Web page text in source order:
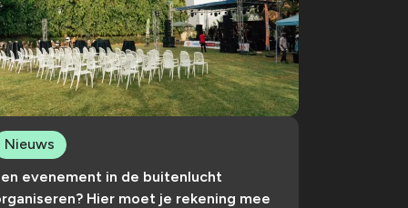
evenement in de buitenlucht
Hier moet je rekening mee
Nieuws